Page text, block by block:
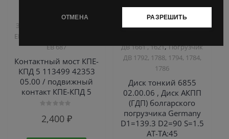
ОТМЕНА РАЗРЕШИТЬ
Запчасти Балканкар
Запчасти ЕП 001 / ЕП 006 /
ЕП 011 / ЕС 301
ЕВ 687
Контактный мост КПЕ-
КПД 5 113499 42353
05.00 / подвижный
контакт КПЕ-КПД 5
02,400 ₽
Запчасти Балканкар
Коробка ГДП(АКПП)
ДВ 1661 , 1621,Погрузчик
ДВ 1792, 1788, 1794, 1784,
1786
Диск тонкий 6855
02.00.06 , Диск АКПП
(ГДП) болгарского
погрузчика Germany
D1=139.3 D2=90 S=1.5
AT-TA:45